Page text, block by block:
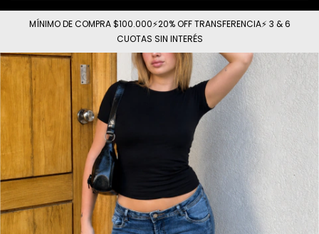
MÍNIMO DE COMPRA $100.000⚡20% OFF TRANSFERENCIA⚡ 3 & 6
CUOTAS SIN INTERÉS